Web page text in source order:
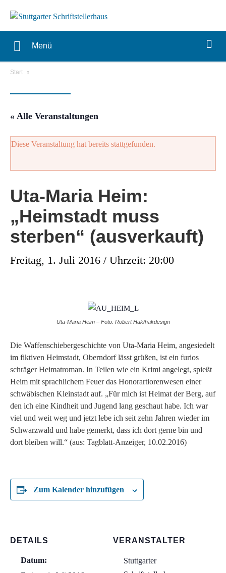
Menü
Start
« Alle Veranstaltungen
Diese Veranstaltung hat bereits stattgefunden.
Uta-Maria Heim:
„Heimstadt muss
sterben“ (ausverkauft)
Freitag, 1. Juli 2016 / Uhrzeit: 20:00
Uta-Maria Heim – Foto: Robert Hak/hakdesign
Die Waffenschiebergeschichte von Uta-Maria Heim, angesiedelt
im fiktiven Heimstadt, Oberndorf lässt grüßen, ist ein furios
schräger Heimatroman. In Teilen wie ein Krimi angelegt, spießt
Heim mit sprachlichem Feuer das Honorartiorenwesen einer
schwäbischen Kleinstadt auf. „Für mich ist Heimat der Berg, auf
den ich eine Kindheit und Jugend lang geschaut habe. Ich war
viel und weit weg und jetzt lebe ich seit zehn Jahren wieder im
Schwarzwald und habe gemerkt, dass ich dort gerne bin und
dort bleiben will.“ (aus: Tagblatt-Anzeiger, 10.02.2016)
Zum Kalender hinzufügen
DETAILS
Datum:
VERANSTALTER
Stuttgarter